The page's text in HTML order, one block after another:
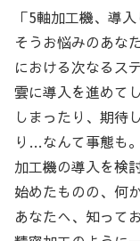
「5軸加工機、導
そうお悩みのあな
における次なるス
雲に導入を進めて
しまったり、期待
り…なんて事態も
加工機の導入を検
始めたものの、何
あなたへ、知って